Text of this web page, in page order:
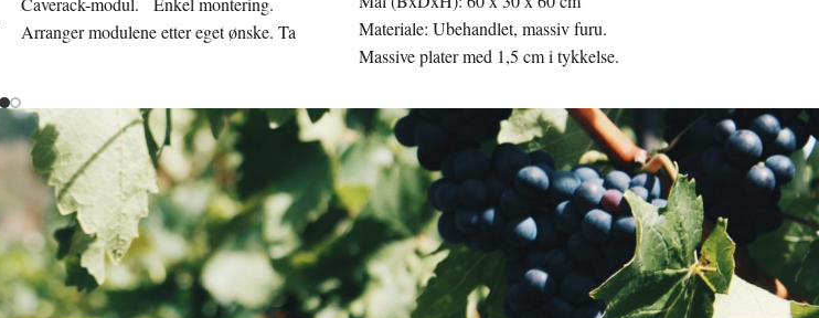
Arranger modulene etter eget ønske. Ta
Materiale: Ubehandlet, massiv furu.
Massive plater med 1,5 cm i tykkelse.
(Bordeaux, Alsace og Bourgogne) på
elegante uttrekkshyller. Helt nederst finner
du en stor skuffe med plass til forskjellig
vinutstyr.